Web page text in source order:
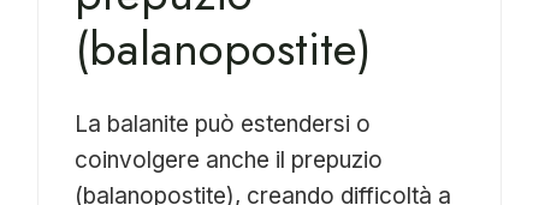
(balanopostite)
La balanite può estendersi o
coinvolgere anche il prepuzio
(balanopostite), creando difficoltà a